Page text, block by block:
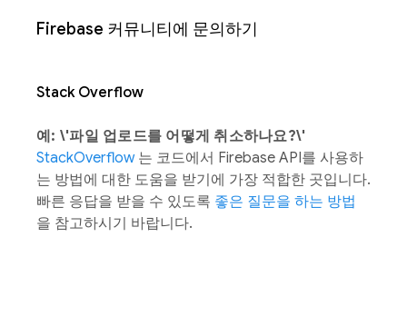
Firebase 커뮤니티에 문의하기
Stack Overflow
예: \'파일 업로드를 어떻게 취소하나요?\'
StackOverflow 는 코드에서 Firebase API를 사용하
는 방법에 대한 도움을 받기에 가장 적합한 곳입니다.
빠른 응답을 받을 수 있도록 좋은 질문을 하는 방법
을 참고하시기 바랍니다.